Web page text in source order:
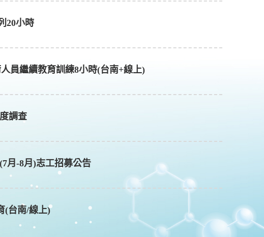
20小時
員繼續教育訓練8小時(台南+線上)
調查
月-8月)志工招募公告
(台南/線上)